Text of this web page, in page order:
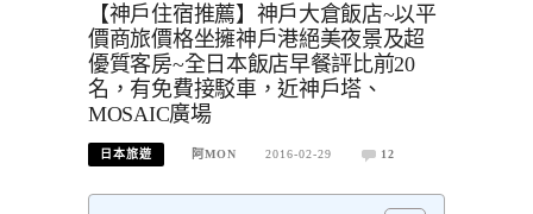
【神戶住宿推薦】神戶大倉飯店~以平
價商旅價格坐擁神戶港絕美夜景及超
優質客房~全日本飯店早餐評比前20
名，有免費接駁車，近神戶塔、
MOSAIC廣場
日本旅遊 阿MON 2016-02-29 12